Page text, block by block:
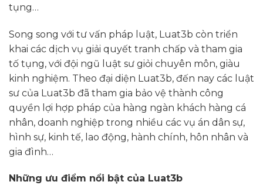
tụng…
Song song với tư vấn pháp luật, Luat3b còn triển
khai các dịch vụ giải quyết tranh chấp và tham gia
tố tụng, với đội ngũ luật sư giỏi chuyên môn, giàu
kinh nghiệm. Theo đại diện Luat3b, đến nay các luật
sư của Luat3b đã tham gia bảo vệ thành công
quyền lợi hợp pháp của hàng ngàn khách hàng cá
nhân, doanh nghiệp trong nhiều các vụ án dân sự,
hình sự, kinh tế, lao động, hành chính, hôn nhân và
gia đình…
Những ưu điểm nổi bật của Luat3b